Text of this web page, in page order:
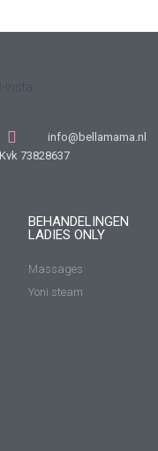
info@bellamama.nl
Kvk 73828637
BEHANDELINGEN
LADIES ONLY
Massages
Yoni steam